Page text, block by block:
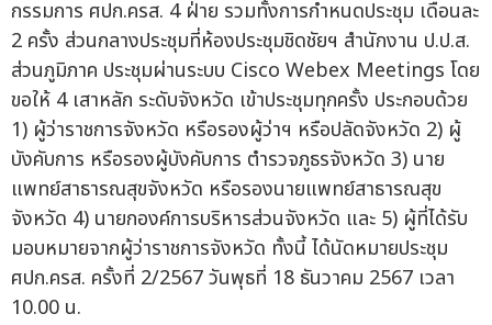
กรรมการ ศปก.ครส. 4 ฝ่าย รวมทั้งการกำหนดประชุม เดือนละ
2 ครั้ง ส่วนกลางประชุมที่ห้องประชุมชิดชัยฯ สำนักงาน ป.ป.ส.
ส่วนภูมิภาค ประชุมผ่านระบบ Cisco Webex Meetings โดย
ขอให้ 4 เสาหลัก ระดับจังหวัด เข้าประชุมทุกครั้ง ประกอบด้วย
1) ผู้ว่าราชการจังหวัด หรือรองผู้ว่าฯ หรือปลัดจังหวัด 2) ผู้
บังคับการ หรือรองผู้บังคับการ ตำรวจภูธรจังหวัด 3) นาย
แพทย์สาธารณสุขจังหวัด หรือรองนายแพทย์สาธารณสุข
จังหวัด 4) นายกองค์การบริหารส่วนจังหวัด และ 5) ผู้ที่ได้รับ
มอบหมายจากผู้ว่าราชการจังหวัด ทั้งนี้ ได้นัดหมายประชุม
ศปก.ครส. ครั้งที่ 2/2567 วันพุธที่ 18 ธันวาคม 2567 เวลา
10.00 น.